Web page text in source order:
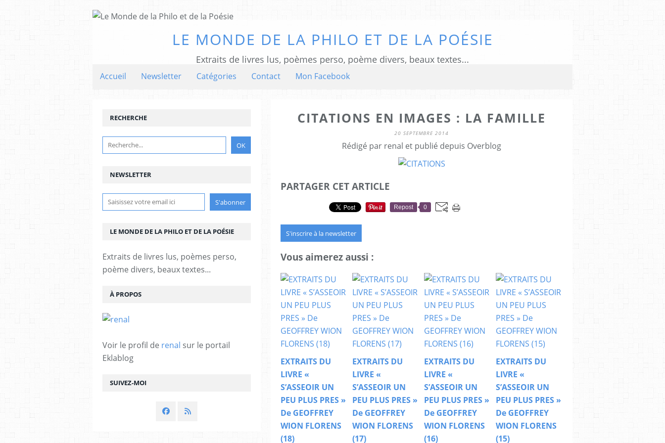
LE MONDE DE LA PHILO ET DE LA POÉSIE
Extraits de livres lus, poèmes perso, poème divers, beaux textes...
Accueil Newsletter Catégories Contact Mon Facebook
CITATIONS EN IMAGES : LA FAMILLE
20 SEPTEMBRE 2014
Rédigé par renal et publié depuis Overblog
PARTAGER CET ARTICLE
Repost 0
S'inscrire à la newsletter
Vous aimerez aussi :
EXTRAITS DU
LIVRE «
S’ASSEOIR UN
PEU PLUS PRES »
De GEOFFREY
WION FLORENS
(18)
EXTRAITS DU
LIVRE «
S’ASSEOIR UN
PEU PLUS PRES »
De GEOFFREY
WION FLORENS
(17)
EXTRAITS DU
LIVRE «
S’ASSEOIR UN
PEU PLUS PRES »
De GEOFFREY
WION FLORENS
(16)
EXTRAITS DU
LIVRE «
S’ASSEOIR UN
PEU PLUS PRES »
De GEOFFREY
WION FLORENS
(15)
NEWSLETTER
SUIVEZ-MOI
RECHERCHE
LE MONDE DE LA PHILO ET DE LA POÉSIE
Extraits de livres lus, poèmes perso,
poème divers, beaux textes...
À PROPOS
Voir le profil de renal sur le portail
Eklablog